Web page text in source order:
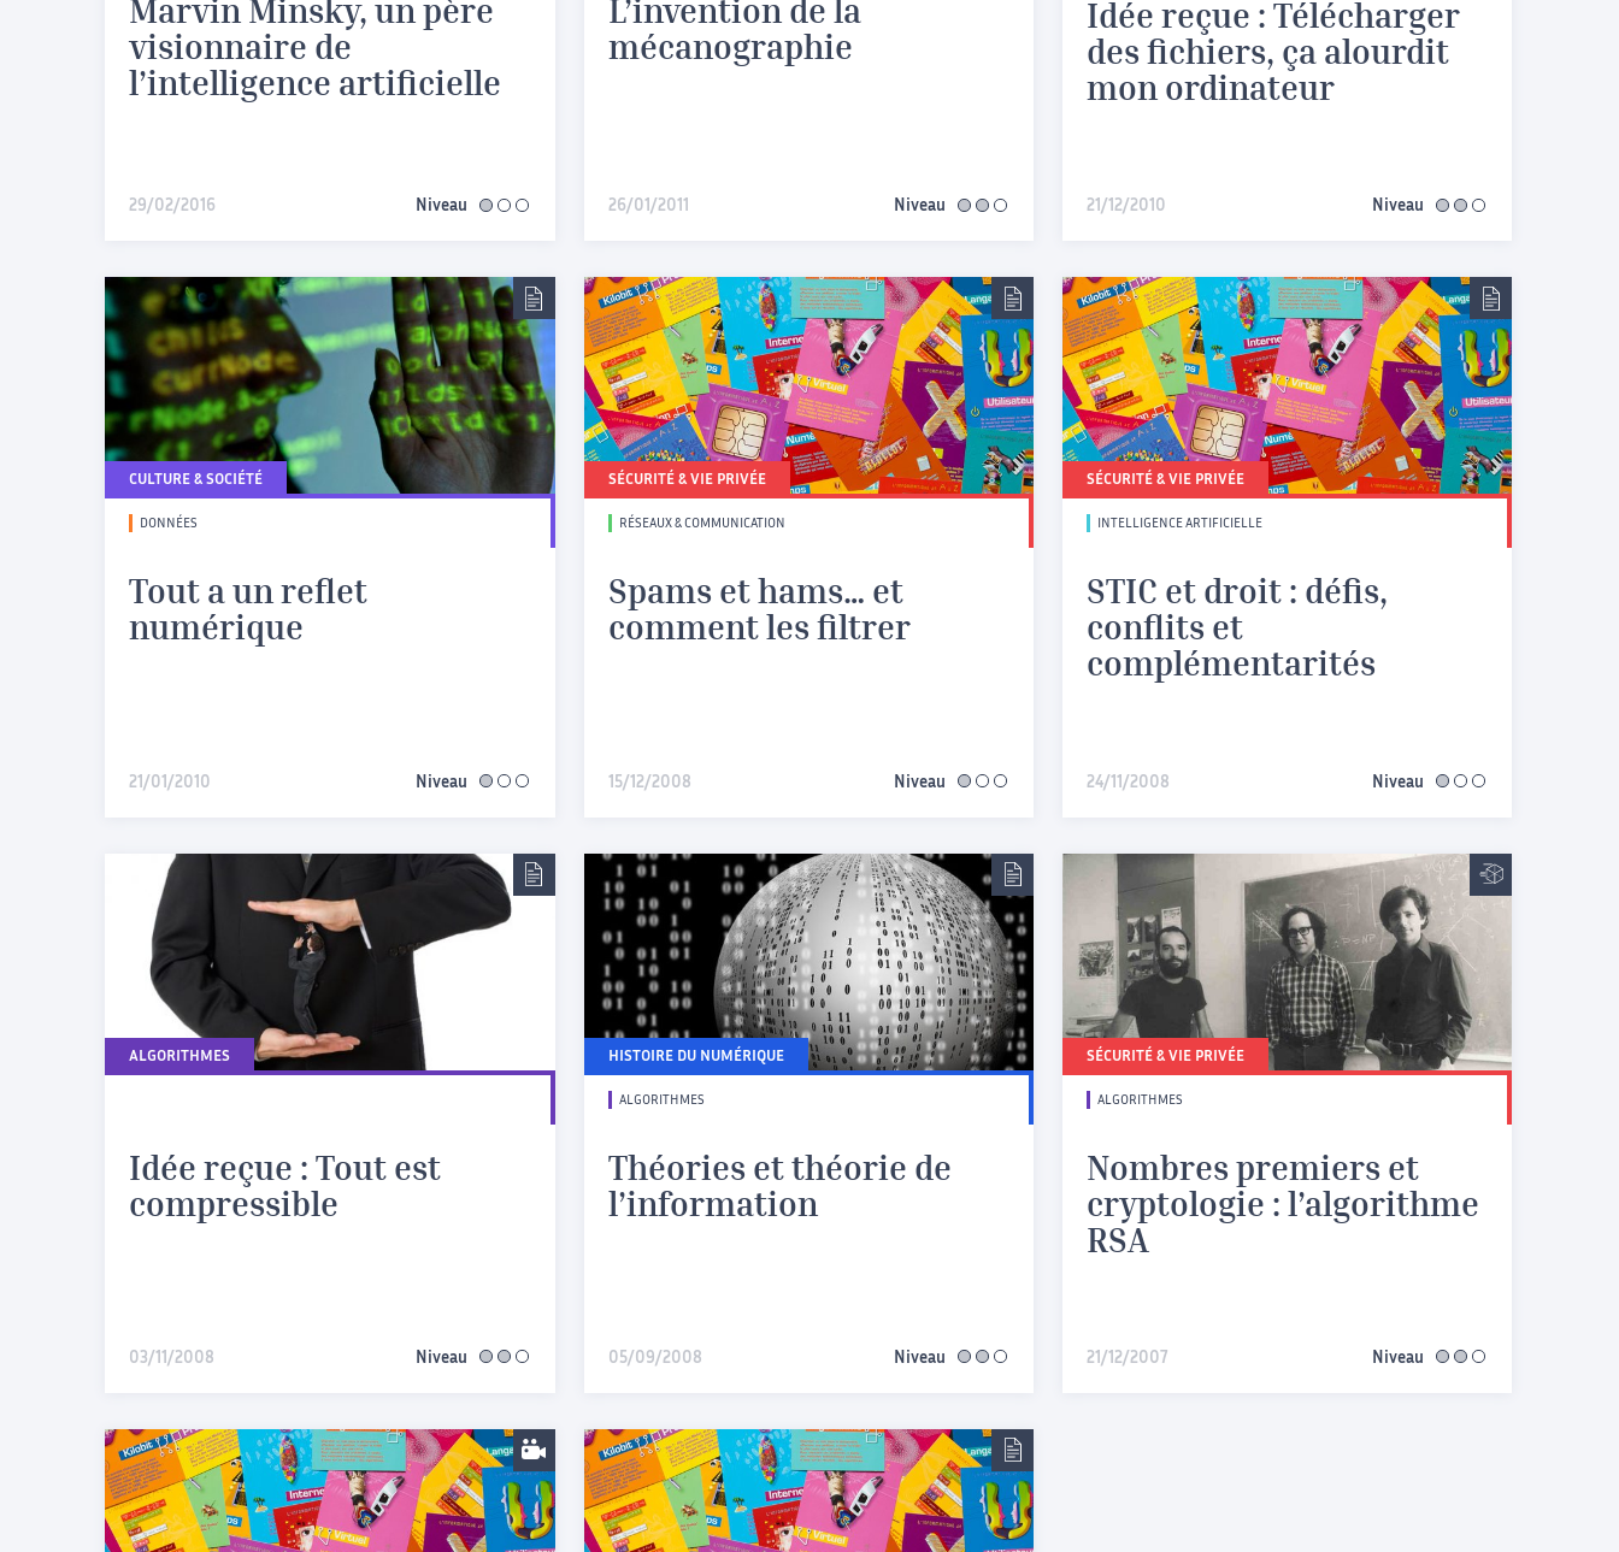
Marvin Minsky, un père
visionnaire de
l’intelligence artificielle
29/02/2016 Niveau facile
L’invention de la
mécanographie
26/01/2011 Niveau intermédiaire
Idée reçue : Télécharger
des fichiers, ça alourdit
mon ordinateur
21/12/2010 Niveau intermédiaire
CULTURE & SOCIÉTÉ
DONNÉES
Tout a un reflet
numérique
21/01/2010 Niveau facile
SÉCURITÉ & VIE PRIVÉE
RÉSEAUX & COMMUNICATION
Spams et hams… et
comment les filtrer
15/12/2008 Niveau facile
SÉCURITÉ & VIE PRIVÉE
INTELLIGENCE ARTIFICIELLE
STIC et droit : défis,
conflits et
complémentarités
24/11/2008 Niveau facile
ALGORITHMES
Idée reçue : Tout est
compressible
03/11/2008 Niveau intermédiaire
HISTOIRE DU NUMÉRIQUE
ALGORITHMES
Théories et théorie de
l’information
05/09/2008 Niveau intermédiaire
SÉCURITÉ & VIE PRIVÉE
ALGORITHMES
Nombres premiers et
cryptologie : l’algorithme
RSA
21/12/2007 Niveau intermédiaire